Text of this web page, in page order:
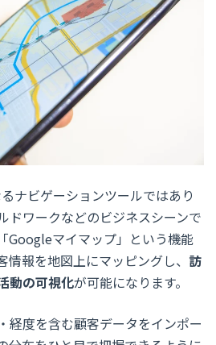
ナビゲーションツールではあり
ドワークなどのビジネスシーンで
Googleマイマップ」という機能
報を地図上にマッピングし、 訪
動の可視化が可能になります。
経度を含む顧客データをインポー